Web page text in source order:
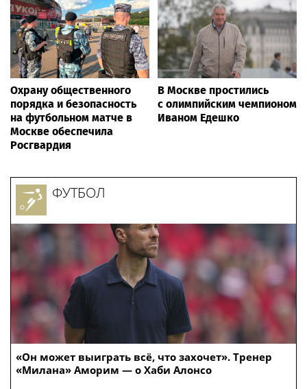
Охрану общественного
порядка и безопасность
на футбольном матче в
Москве обеспечила
Росгвардия
В Москве простились
с олимпийским чемпионом
Иваном Едешко
«Он может выиграть всё, что захочет». Тренер
«Милана» Аморим — о Хаби Алонсо
ФУТБОЛ